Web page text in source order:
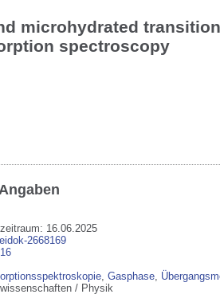
microhydrated
spectroscopy
16.06.2025
2668169
, Gasphase,
/ Physik